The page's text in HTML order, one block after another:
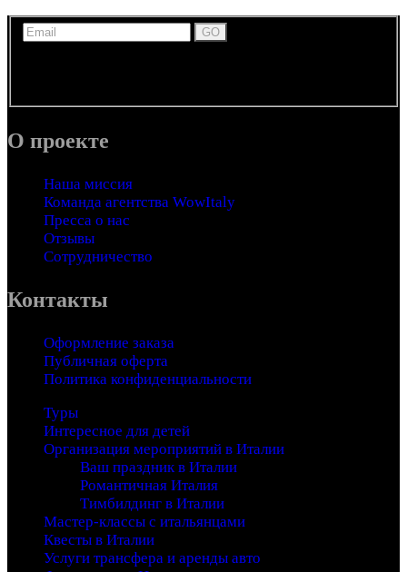
О проекте
Наша миссия
Команда агентства WowItaly
Пресса о нас
Отзывы
Сотрудничество
Контакты
Оформление заказа
Публичная оферта
Политика конфиденциальности
Туры
Интересное для детей
Организация мероприятий в Италии
Ваш праздник в Италии
Романтичная Италия
Тимбилдинг в Италии
Мастер-классы с итальянцами
Квесты в Италии
Услуги трансфера и аренды авто